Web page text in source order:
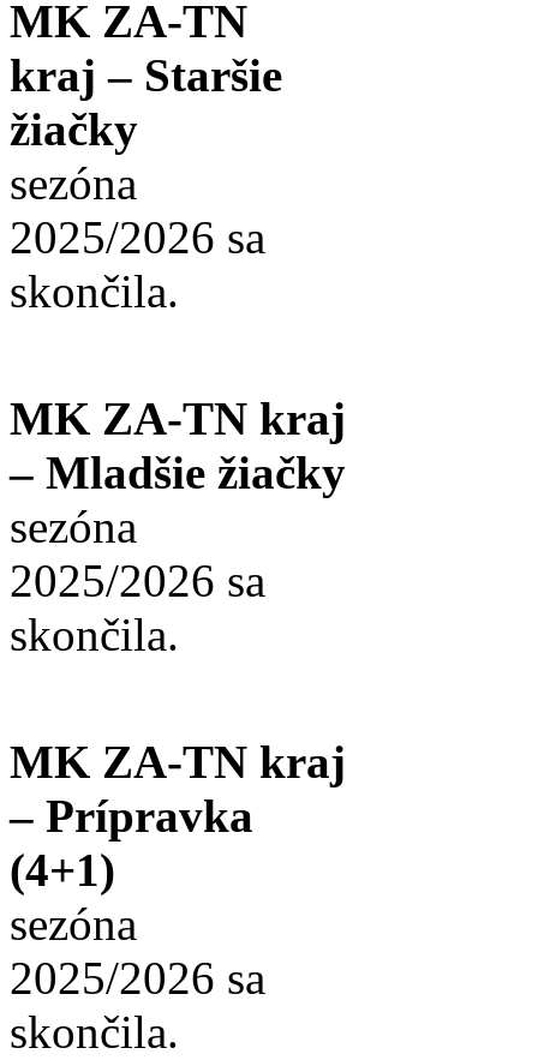
MK ZA-TN
kraj – Staršie
žiačky
sezóna
2025/2026 sa
skončila.
MK ZA-TN kraj
– Mladšie žiačky
sezóna
2025/2026 sa
skončila.
MK ZA-TN kraj
– Prípravka
(4+1)
sezóna
2025/2026 sa
skončila.